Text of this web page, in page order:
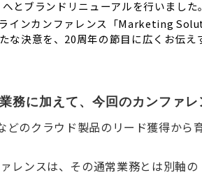
とブランドリニューアルを行いました。
インカンファレンス「Marketing
な決意を、20周年の節目に広くお伝え
務に加えて、今回のカンファ
のクラウド製品のリード獲得から
レンスは、その通常業務とは別軸